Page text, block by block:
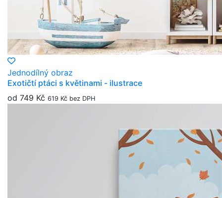
Jednodílný obraz
Exotičtí ptáci s květinami - ilustrace
od 749 Kč 619 Kč bez DPH